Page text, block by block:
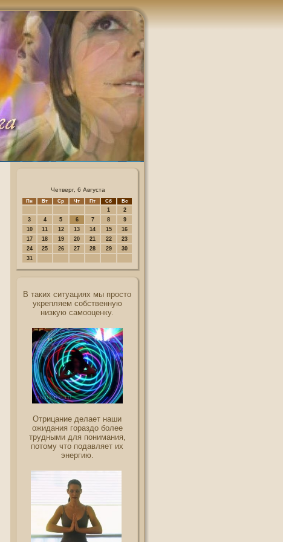
Четверг, 6 Августа
Пн Вт Ср Чт Пт Сб Вс
1
2
3
4 5 6 7 8
9
10
11 12 13 14 15
16
17
18 19 20 21 22
23
24
25 26 27 28 29
30
31
В таких ситуациях мы просто
укрепляем собственную
низкую самооценку.
Отрицание делает наши
ожидания гораздо более
трудными для понимания,
потому что подавляет их
энергию.